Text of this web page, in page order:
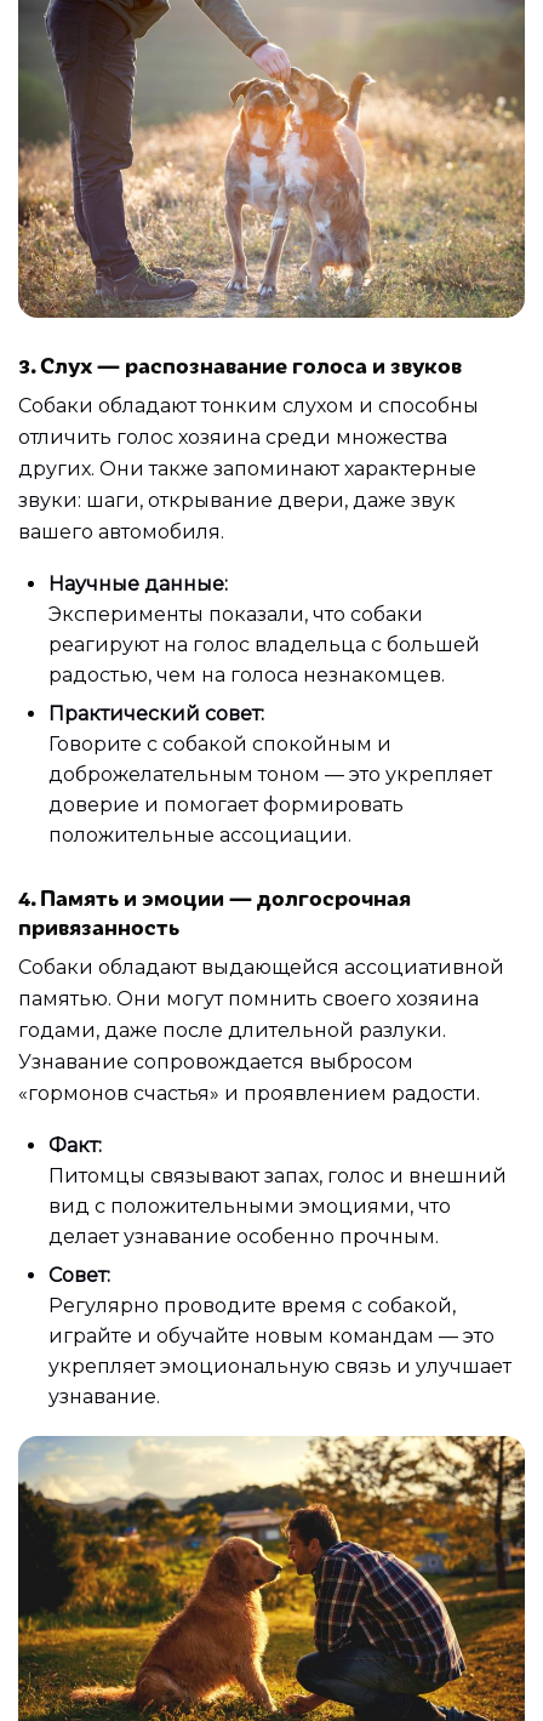
3. Слух — распознавание голоса и звуков
Собаки обладают тонким слухом и способны
отличить голос хозяина среди множества
других. Они также запоминают характерные
звуки: шаги, открывание двери, даже звук
вашего автомобиля.
Научные данные:
Эксперименты показали, что собаки
реагируют на голос владельца с большей
радостью, чем на голоса незнакомцев.
Практический совет:
Говорите с собакой спокойным и
доброжелательным тоном — это укрепляет
доверие и помогает формировать
положительные ассоциации.
4. Память и эмоции — долгосрочная
привязанность
Собаки обладают выдающейся ассоциативной
памятью. Они могут помнить своего хозяина
годами, даже после длительной разлуки.
Узнавание сопровождается выбросом
«гормонов счастья» и проявлением радости.
Факт:
Питомцы связывают запах, голос и внешний
вид с положительными эмоциями, что
делает узнавание особенно прочным.
Совет:
Регулярно проводите время с собакой,
играйте и обучайте новым командам — это
укрепляет эмоциональную связь и улучшает
узнавание.